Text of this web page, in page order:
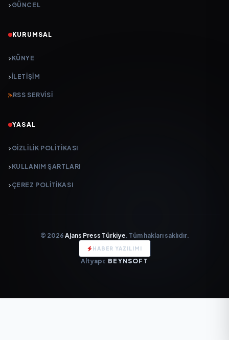
GÜNCEL
KURUMSAL
KÜNYE
İLETIŞIM
RSS SERVISI
YASAL
GIZLILIK POLITIKASI
KULLANIM ŞARTLARI
ÇEREZ POLITIKASI
© 2026 Ajans Press Türkiye. Tüm hakları saklıdır.
HABER YAZILIMI
Altyapı: BEYNSOFT